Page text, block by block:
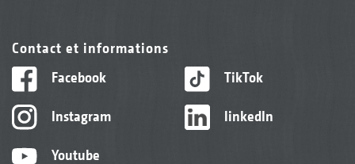
Contact et informations
Facebook
Instagram
Youtube
TikTok
linkedIn